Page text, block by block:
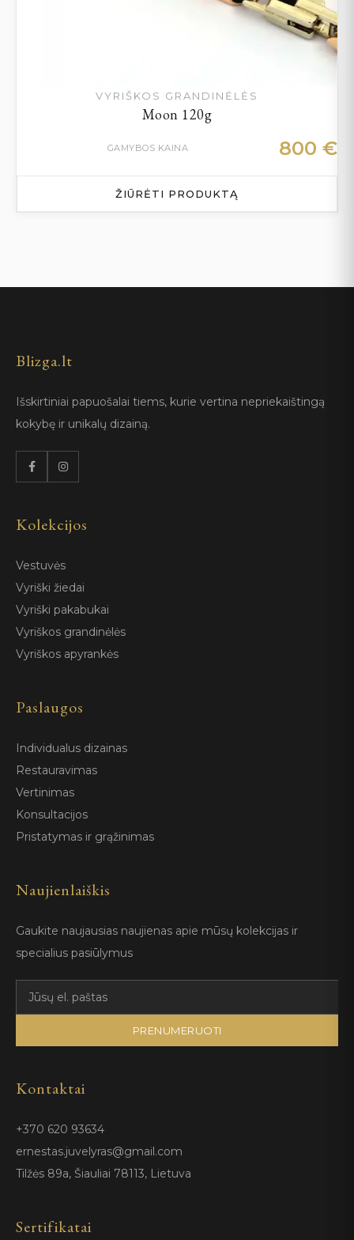
VYRIŠKOS GRANDINĖLĖS
Moon 120g
GAMYBOS KAINA 800 €
ŽIŪRĖTI PRODUKTĄ
Blizga.lt
Išskirtiniai papuošalai tiems, kurie vertina nepriekaištingą
kokybę ir unikalų dizainą.
Kolekcijos
Vestuvės
Vyriški žiedai
Vyriški pakabukai
Vyriškos grandinėlės
Vyriškos apyrankės
Paslaugos
Individualus dizainas
Restauravimas
Vertinimas
Konsultacijos
Pristatymas ir grąžinimas
Naujienlaiškis
Gaukite naujausias naujienas apie mūsų kolekcijas ir
specialius pasiūlymus
PRENUMERUOTI
Kontaktai
+370 620 93634
ernestas.juvelyras@gmail.com
Tilžės 89a, Šiauliai 78113, Lietuva
Sertifikatai